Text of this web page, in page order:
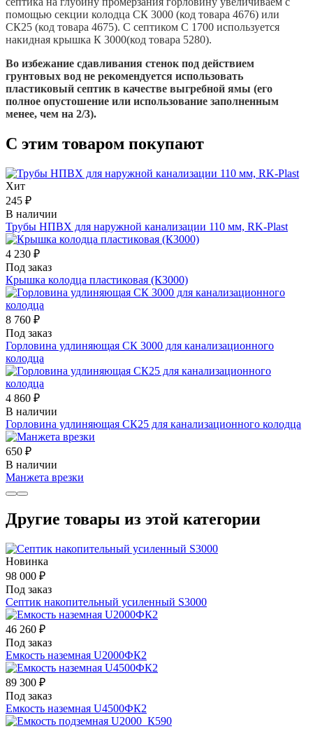
помощью секции колодца СК 3000 (код товара 4676) или
СК25 (код товара 4675). С септиком С 1700 используется
накидная крышка К 3000(код товара 5280).
Во избежание сдавливания стенок под действием
грунтовых вод не рекомендуется использовать
пластиковый септик в качестве выгребной ямы (его
полное опустошение или использование заполненным
менее, чем на 2/3).
С этим товаром покупают
Хит
245 ₽
В наличии
Трубы НПВХ для наружной канализации 110 мм, RK-Plast
4 230 ₽
Под заказ
Крышка колодца пластиковая (К3000)
8 760 ₽
Под заказ
Горловина удлиняющая СК 3000 для канализационного
колодца
4 860 ₽
В наличии
Горловина удлиняющая СК25 для канализационного колодца
650 ₽
В наличии
Манжета врезки
Другие товары из этой категории
Новинка
98 000 ₽
Под заказ
Септик накопительный усиленный S3000
46 260 ₽
Под заказ
Емкость наземная U2000ФК2
89 300 ₽
Под заказ
Емкость наземная U4500ФК2